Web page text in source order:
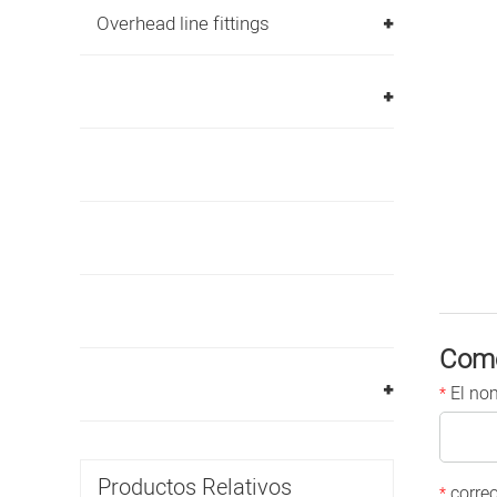
Overhead line fittings
Productos Relativos
* El